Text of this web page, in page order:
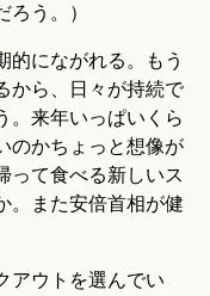
う。）
的にながれる。もう
から、日々が持続で
。来年いっぱいくら
のかちょっと想像が
って食べる新しいス
。また安倍首相が健
アウトを選んでい